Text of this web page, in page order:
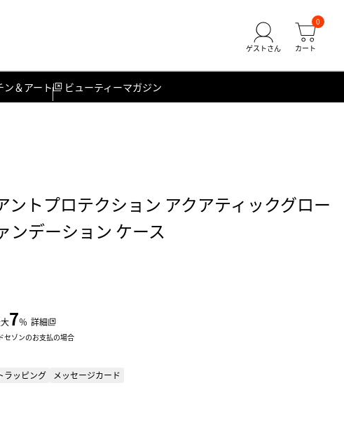
0
ン＆アート ビューティーマガジン
ントプロテクション アクアティックグロー
ンデーション ケース
7％ 詳細
セゾンのお支払の場合
ラッピング メッセージカード